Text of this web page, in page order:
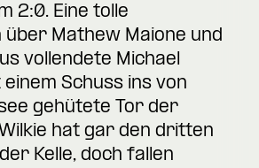
2:0. Eine tolle
über Mathew Maione und
vollendete Michael
Schuss ins von
gehütete Tor der
hat gar den dritten
Kelle, doch fallen